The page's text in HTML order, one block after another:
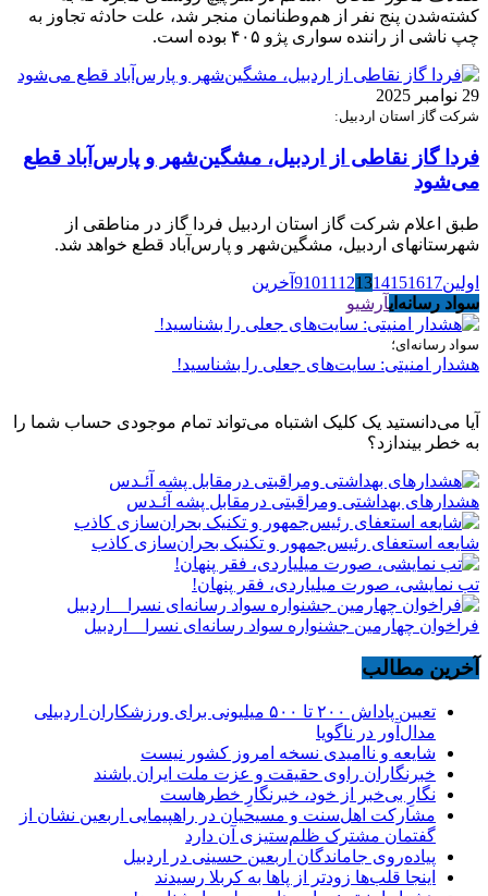
کشته‌شدن پنج نفر از هم‌وطنانمان منجر شد، علت حادثه تجاوز به
چپ ناشی از راننده سواری پژو ۴۰۵ بوده است.
29 نوامبر 2025
شرکت گاز استان اردبیل:
فردا گاز نقاطی از اردبیل، مشگین‌شهر و پارس‌آباد قطع
می‌شود
طبق اعلام شرکت گاز استان اردبیل فردا گاز در مناطقی از
شهرستان‎های اردبیل، مشگین‌شهر و پارس‌آباد قطع خواهد شد.
اولین 91011 121314151617
آخرین
سواد رسانه‌ایآرشیو
سواد رسانه‌ای؛
هشدار امنیتی: سایت‌های جعلی را بشناسید!
آیا می‌دانستید یک کلیک اشتباه می‌تواند تمام موجودی حساب شما را
به خطر بیندازد؟
هشدارهاى بهداشتى ومراقبتى درمقابل پشه آئـدس
شایعه استعفای رئیس‌جمهور و تکنیک بحران‌سازی کاذب
تب نمایشی، صورت میلیاردی، فقر پنهان!
فراخوان چهارمین جشنواره سواد رسانه‌ای نسرا _ اردبیل
آخرین مطالب
تعیین پاداش ۲۰۰ تا ۵۰۰ میلیونی برای ورزشکاران اردبیلی
مدال‌آور در ناگویا
شایعه و ناامیدی نسخه امروز کشور نیست
خبرنگاران راوی حقیقت و عزت ملت ایران باشند
نگارِ بی‌خبر از خود، خبرنگارِ خطرهاست
مشارکت اهل‌سنت و مسیحیان در راهپیمایی اربعین نشان از
گفتمان مشترک ظلم‌ستیزی آن دارد
پیاده‌روی جاماندگان اربعین حسینی در اردبیل
اینجا قلب‌ها زودتر از پاها به کربلا رسیدند